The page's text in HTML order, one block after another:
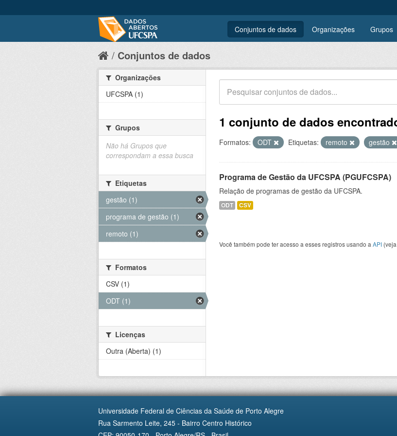
Conjuntos de dados Organizações Grupos
Conjuntos de dados
1 conjunto de dados
Formatos: ODT Etiquetas: remoto gestão
Programa de Gestão da UFCSPA (PGUFCSPA)
Relação de programas de gestão da UFCSPA.
ODT CSV
Você também pode ter acesso a esses registros usando a API (veja
Organizações
UFCSPA (1)
Grupos
Não há Grupos que
correspondam a essa busca
Etiquetas
gestão (1)
programa de gestão (1)
remoto (1)
Formatos
CSV (1)
ODT (1)
Licenças
Outra (Aberta) (1)
Universidade Federal de Ciências da Saúde de Porto Alegre
Rua Sarmento Leite, 245 - Bairro Centro Histórico